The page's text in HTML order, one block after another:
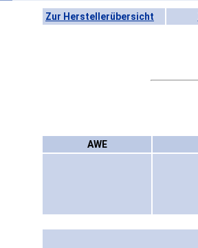
Zur Herstellerübersicht
AWE